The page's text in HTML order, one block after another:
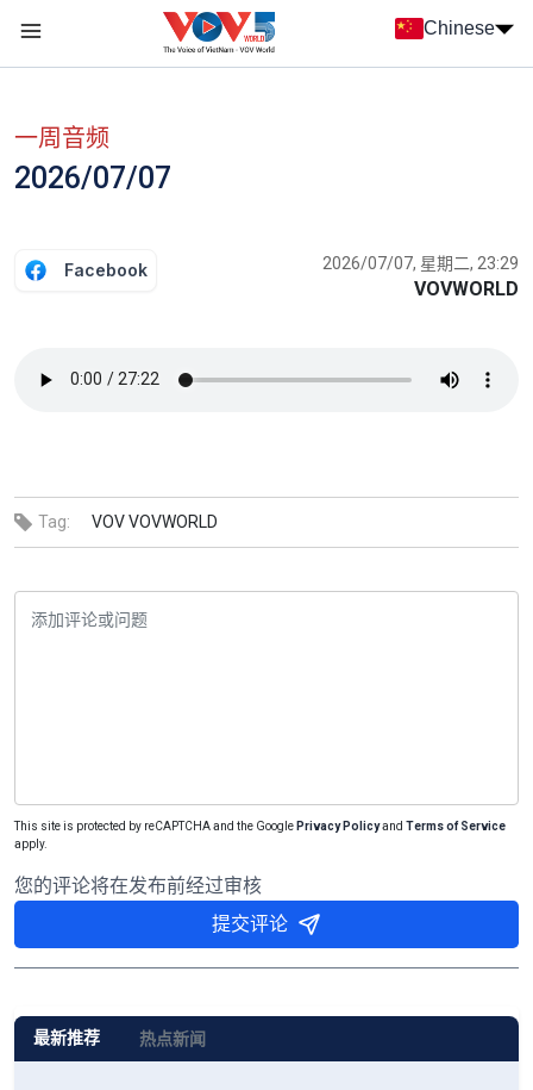
Chinese
一周音频
2026/07/07
Facebook 2026/07/07, 星期二, 23:29
VOVWORLD
Tag: VOVVOVWORLD
This site is protected by reCAPTCHA and the Google Privacy Policyand Terms of Service
apply.
您的评论将在发布前经过审核
提交评论
最新推荐 热点新闻